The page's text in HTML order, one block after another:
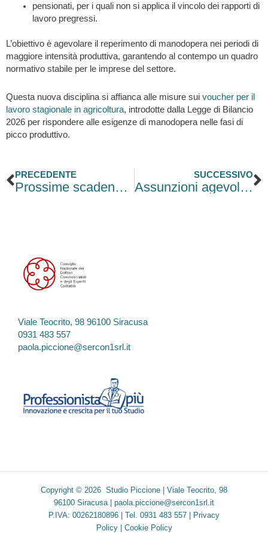
pensionati, per i quali non si applica il vincolo dei rapporti di
lavoro pregressi.
L’obiettivo è agevolare il reperimento di manodopera nei periodi di
maggiore intensità produttiva, garantendo al contempo un quadro
normativo stabile per le imprese del settore.
Questa nuova disciplina si affianca alle misure sui voucher per il
lavoro stagionale in agricoltura, introdotte dalla Legge di Bilancio
2026 per rispondere alle esigenze di manodopera nelle fasi di
picco produttivo.
Precedente
PRECEDENTE
Prossime scadenze per la gestione del personale
SUCCESSIVO
Assunzioni agevolate: come cambiano gli incentivi, anche per giovani, donne e al Sud
Viale Teocrito, 98 96100 Siracusa
0931 483 557
paola.piccione@sercon1srl.it
Copyright © 2026 Studio Piccione | Viale Teocrito, 98
96100 Siracusa | paola.piccione@sercon1srl.it
P.IVA: 00262180896 | Tel. 0931 483 557 |
Privacy
Policy| Cookie Policy